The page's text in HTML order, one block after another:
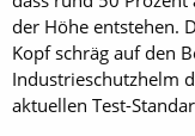
der Höhe entstehen.
Kopf schräg auf den
Industrieschutzhelm
aktuellen Test-